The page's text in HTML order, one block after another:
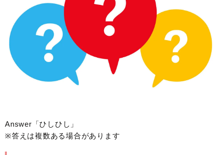
Answer「ひしひし」
※答えは複数ある場合があります